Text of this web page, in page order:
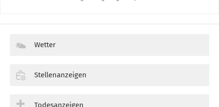
Wetter
Stellenanzeigen
Todesanzeigen